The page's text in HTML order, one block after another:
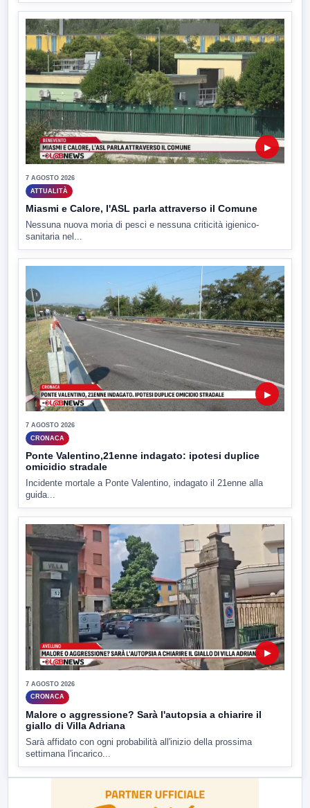
▶
7 AGOSTO 2026
ATTUALITÀ
Miasmi e Calore, l'ASL parla attraverso il Comune
Nessuna nuova moria di pesci e nessuna criticità igienico-
sanitaria nel...
▶
7 AGOSTO 2026
CRONACA
Ponte Valentino,21enne indagato: ipotesi duplice
omicidio stradale
Incidente mortale a Ponte Valentino, indagato il 21enne alla
guida...
▶
7 AGOSTO 2026
CRONACA
Malore o aggressione? Sarà l'autopsia a chiarire il
giallo di Villa Adriana
Sarà affidato con ogni probabilità all'inizio della prossima
settimana l'incarico...